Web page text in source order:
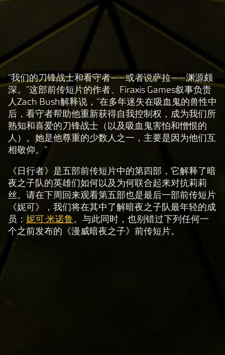
A
c
c
e
p
t
&
P
l
a
y
“我们的刀锋战士和看守者——或者说萨拉——渊源颇
深。”这部前传短片的作者、Firaxis Games叙事负责
人Zach Bush解释说，“在多年迷失在吸血鬼的兽性中
后，看守者帮助他重新获得自我控制权，成为我们所
熟知和喜爱的刀锋战士（以及吸血鬼害怕和憎恨的
人）。她是他尊重的少数人之一，主要是因为他们互
相敬仰。”
《日行者》是五部前传短片中的第四部，它解释了暗
夜之子队的英雄们如何以及为何联合起来对抗莉莉
丝。请在下周回来观看第五部也是最后一部前传短片
《妮可》，我们将在其中了解暗夜之子队最年轻的成
员： 妮可·米诺鲁。与此同时，也别错过下列任何一
个之前发布的《漫威暗夜之子》前传短片。